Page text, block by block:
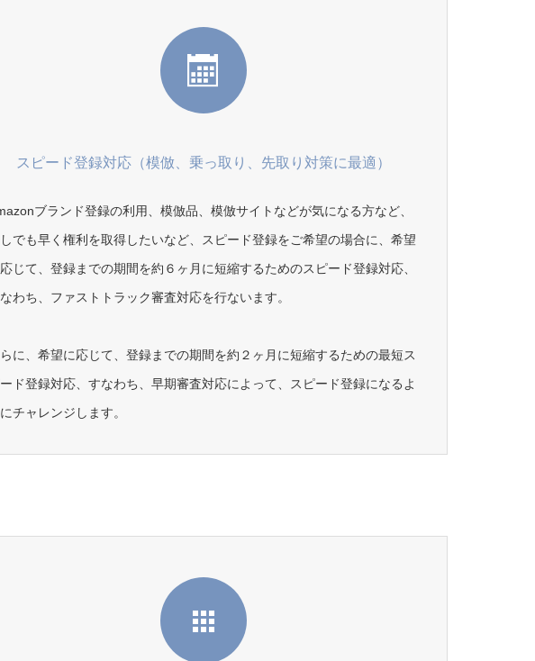
スピード登録対応（模倣、乗っ取り、先取り対策に最適）
ブランド登録の利用、模倣品、模倣サイトなどが気になる方など、
でも早く権利を取得したいなど、スピード登録をご希望の場合に、希望
じて、登録までの期間を約６ヶ月に短縮するためのスピード登録対応、
わち、ファストトラック審査対応を行ないます。
に、希望に応じて、登録までの期間を約２ヶ月に短縮するための最短ス
ド登録対応、すなわち、早期審査対応によって、スピード登録になるよ
チャレンジします。